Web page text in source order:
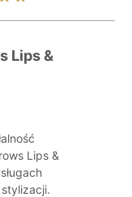
Lips &
Lips &